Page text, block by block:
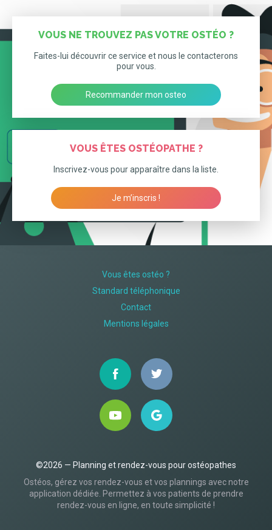
VOUS NE TROUVEZ PAS VOTRE OSTÉO ?
Faites-lui découvrir ce service et nous le contacterons
pour vous.
Recommander mon osteo
VOUS ÊTES OSTÉOPATHE ?
Inscrivez-vous pour apparaître dans la liste.
Je m’inscris !
Vous êtes ostéo ?
Standard téléphonique
Contact
Mentions légales
©2026 — Planning et rendez-vous pour ostéopathes
Ostéos, gérez vos rendez-vous et vos plannings avec notre
application dédiée. Permettez à vos patients de prendre
rendez-vous en ligne, en toute simplicité !